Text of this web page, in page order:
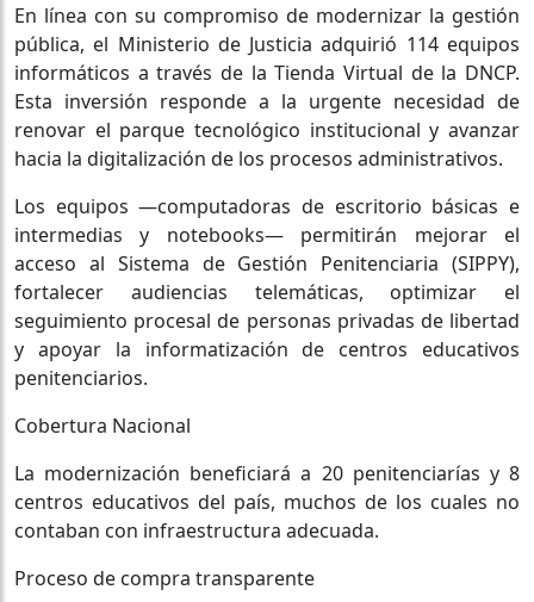
En línea con su compromiso de modernizar la gestión
pública, el Ministerio de Justicia adquirió 114 equipos
informáticos a través de la Tienda Virtual de la DNCP.
Esta inversión responde a la urgente necesidad de
renovar el parque tecnológico institucional y avanzar
hacia la digitalización de los procesos administrativos.
Los equipos —computadoras de escritorio básicas e
intermedias y notebooks— permitirán mejorar el
acceso al Sistema de Gestión Penitenciaria (SIPPY),
fortalecer audiencias telemáticas, optimizar el
seguimiento procesal de personas privadas de libertad
y apoyar la informatización de centros educativos
penitenciarios.
Cobertura Nacional
La modernización beneficiará a 20 penitenciarías y 8
centros educativos del país, muchos de los cuales no
contaban con infraestructura adecuada.
Proceso de compra transparente